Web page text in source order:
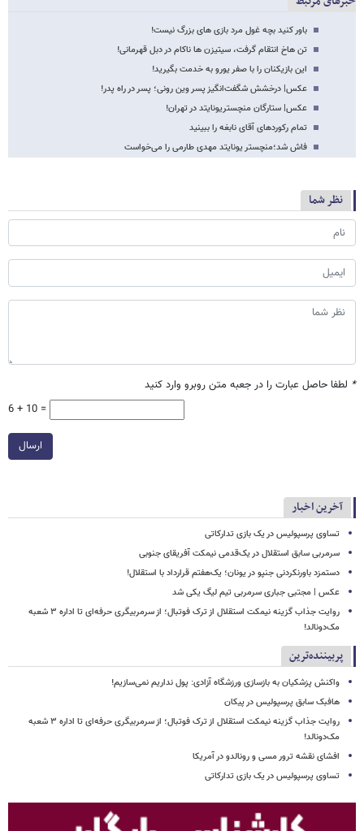
باور کنید بچه غول مرد بازی های بزرگ نیست!
تن هاخ انتقام گرفت، سیتیزن ها ناکام در دبل قهرمانی!
این بازیکنان را با صفر یورو به خدمت بگیرید!
عکس‌| درخشش شگفت‌انگیز پسر وین رونی؛ پسر در راه پدر!
عکس‌| ستارگان منچستریونایتد در تهران!
تمام رکوردهای آقای نابغه را ببینید
فاش شد؛منچستر یونایتد مهدی طارمی را می‌خواست
نظر شما
* لطفا حاصل عبارت را در جعبه متن روبرو وارد کنید
6 + 10 =
ارسال
آخرین اخبار
تساوی پرسپولیس در یک بازی تدارکاتی
سرمربی سابق استقلال در یک‌قدمی نیمکت آفریقای جنوبی
دستمزد باورنکردنی جنپو در یونان؛ یک‌هفتم قرارداد با استقلال!
عکس | مجتبی جباری سرمربی تیم لیگ یکی شد
روایت جذاب گزینه نیمکت استقلال از ترک فوتبال؛ از سرمربیگری حرفه‌ای تا اداره ۳ شعبه
مک‌دونالد!
پربیننده‌ترین
واکنش پزشکیان به بازسازی ورزشگاه آزادی: پول نداریم نمی‌سازیم!
هافبک سابق پرسپولیس در پیکان
روایت جذاب گزینه نیمکت استقلال از ترک فوتبال؛ از سرمربیگری حرفه‌ای تا اداره ۳ شعبه
مک‌دونالد!
افشای نقشه ترور مسی و رونالدو در آمریکا
تساوی پرسپولیس در یک بازی تدارکاتی